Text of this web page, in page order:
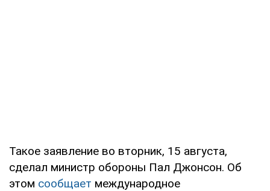
Такое заявление во вторник, 15 августа,
сделал министр обороны Пал Джонсон. Об
этом сообщает международное